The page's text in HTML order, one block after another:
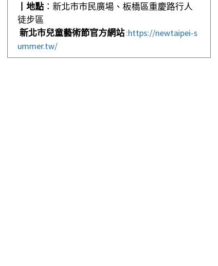
地點 ：新北市市民廣場、板橋區重慶路行人
徒步區
新北市兒童藝術節官方網站:https://newtaipei-s
ummer.tw/